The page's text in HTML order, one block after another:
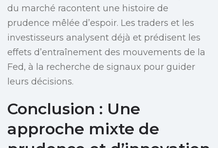
du marché racontent une histoire de
prudence mêlée d’espoir. Les traders et les
investisseurs analysent déjà et prédisent les
effets d’entraînement des mouvements de la
Fed, à la recherche de signaux pour guider
leurs décisions.
Conclusion : Une
approche mixte de